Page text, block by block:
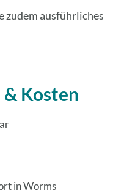
zudem ausführliches
Kosten
in Worms